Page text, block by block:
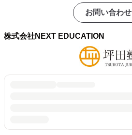
お問い合わせ
株式会社NEXT EDUCATION